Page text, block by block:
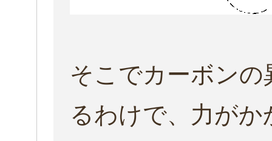
そこでカーボン
るわけで、力が